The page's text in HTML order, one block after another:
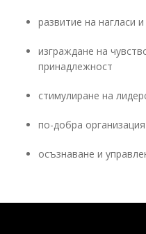
развитие на нагласи
изграждане на
принадлежност
стимулиране на
по-добра
осъзнаване и